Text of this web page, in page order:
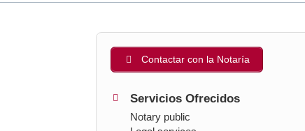
Contactar con la Notaría
Servicios Ofrecidos
Notary public